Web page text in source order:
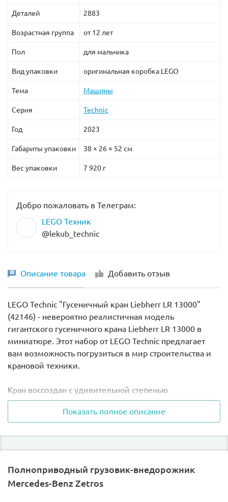
Деталей 2883
Возрастная группа от 12 лет
Пол для мальчика
Вид упаковки оригинальная коробка LEGO
Тема Машины
Серия Technic
Год 2023
Габариты упаковки 38 × 26 × 52 см
Вес упаковки 7 920 г
Добро пожаловать в Телеграм:
LEGO Техник
@lekub_technic
Описание товара Добавить отзыв
LEGO Technic "Гусеничный кран Liebherr LR 13000"
(42146) - невероятно реалистичная модель
гигантского гусеничного крана Liebherr LR 13000 в
миниатюре. Этот набор от LEGO Technic предлагает
вам возможность погрузиться в мир строительства и
крановой техники.
Кран воссоздан с удивительной степенью
детализации, чтобы внешний вид и
функциональность были максимально точными.
насладиться процессом создания этого потрясающего
Конструктор включает в себя такие фишки как :
Показать полное описание
Полноприводный грузовик-внедорожник
Mercedes-Benz Zetros